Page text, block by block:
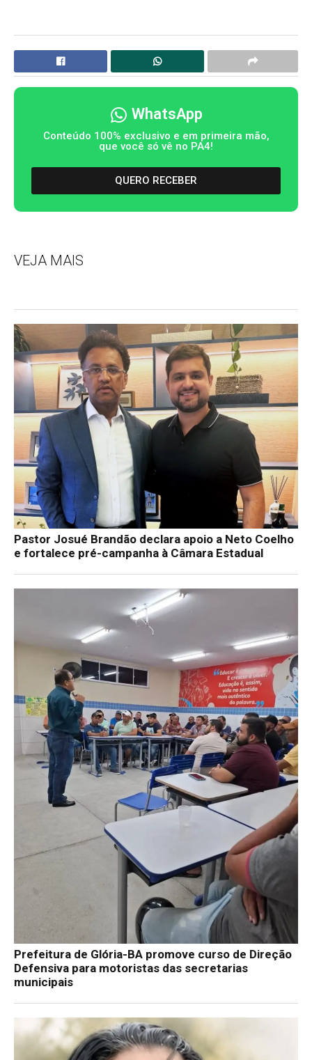
WhatsApp
Conteúdo 100% exclusivo e em primeira mão,
que você só vê no PA4!
QUERO RECEBER
VEJA MAIS
Pastor Josué Brandão declara apoio a Neto Coelho
e fortalece pré-campanha à Câmara Estadual
Prefeitura de Glória-BA promove curso de Direção
Defensiva para motoristas das secretarias
municipais